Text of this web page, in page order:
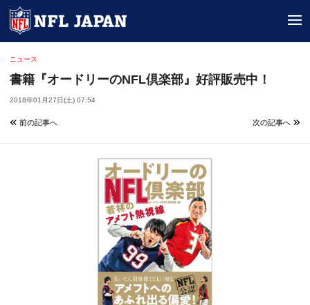
ニュース
書籍『オードリーのNFL倶楽部』好評販売中！
2018年01月27日(土) 07:54
前の記事へ 次の記事へ